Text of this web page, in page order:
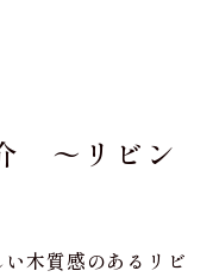
〜リビン
木質感のあるリビ